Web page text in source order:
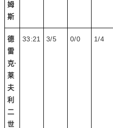
姆
斯
德
雷
克·
莱
夫
利
二
世
33:21 3/5 0/0 1/4